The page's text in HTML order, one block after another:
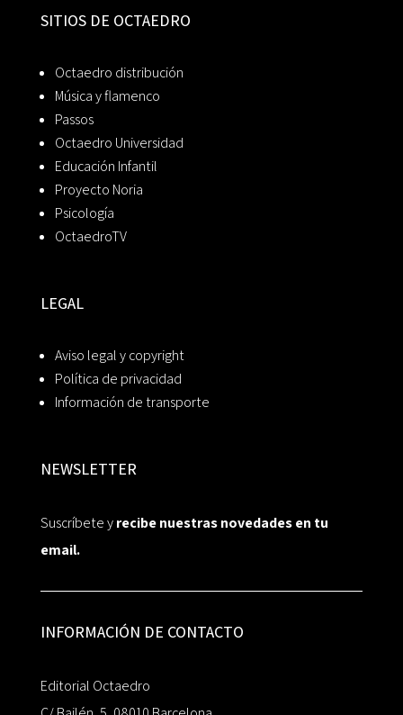
SITIOS DE OCTAEDRO
Octaedro distribución
Música y flamenco
Passos
Octaedro Universidad
Educación Infantil
Proyecto Noria
Psicología
OctaedroTV
LEGAL
Aviso legal y copyright
Política de privacidad
Información de transporte
NEWSLETTER
Suscríbete yrecibe nuestras novedades en tu
email.
INFORMACIÓN DE CONTACTO
Editorial Octaedro